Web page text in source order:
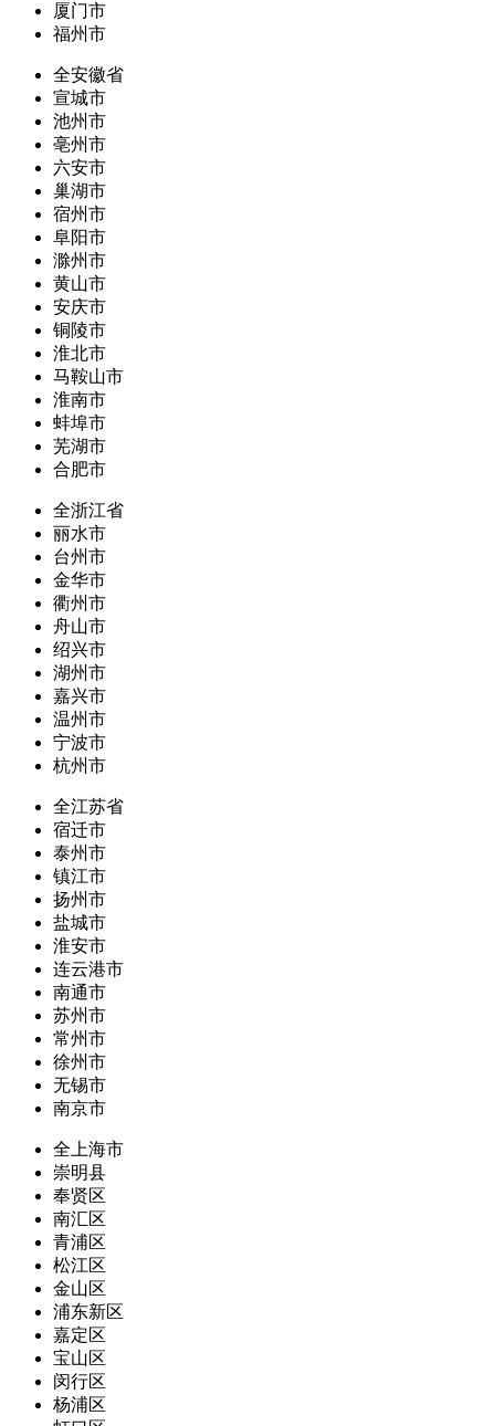
厦门市
福州市
全安徽省
宣城市
池州市
亳州市
六安市
巢湖市
宿州市
阜阳市
滁州市
黄山市
安庆市
铜陵市
淮北市
马鞍山市
淮南市
蚌埠市
芜湖市
合肥市
全浙江省
丽水市
台州市
金华市
衢州市
舟山市
绍兴市
湖州市
嘉兴市
温州市
宁波市
杭州市
全江苏省
宿迁市
泰州市
镇江市
扬州市
盐城市
淮安市
连云港市
南通市
苏州市
常州市
徐州市
无锡市
南京市
全上海市
崇明县
奉贤区
南汇区
青浦区
松江区
金山区
浦东新区
嘉定区
宝山区
闵行区
杨浦区